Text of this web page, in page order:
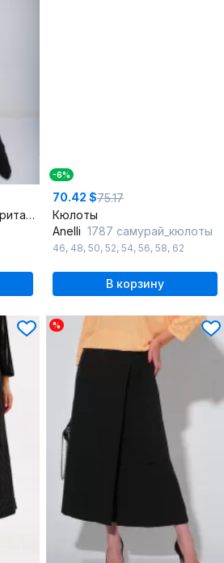
Кюлоты из экокожи с притачным поясом и зауженными штанинами
-6%
70.42 $75.17
Кюлоты
Anelli 1787 самурай_кюлоты
46, 48, 50, 52, 54, 56, 58, 62
В корзину
%